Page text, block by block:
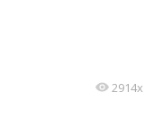
2914x